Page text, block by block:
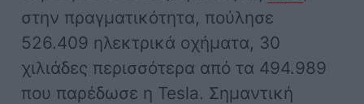
στην πραγματικότητα, πούλησε
526.409 ηλεκτρικά οχήματα, 30
χιλιάδες περισσότερα από τα 494.989
που παρέδωσε η Tesla. Σημαντική